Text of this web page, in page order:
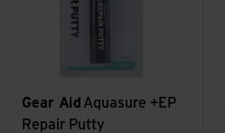
Gear Aid Aquasure +EP
Repair Putty